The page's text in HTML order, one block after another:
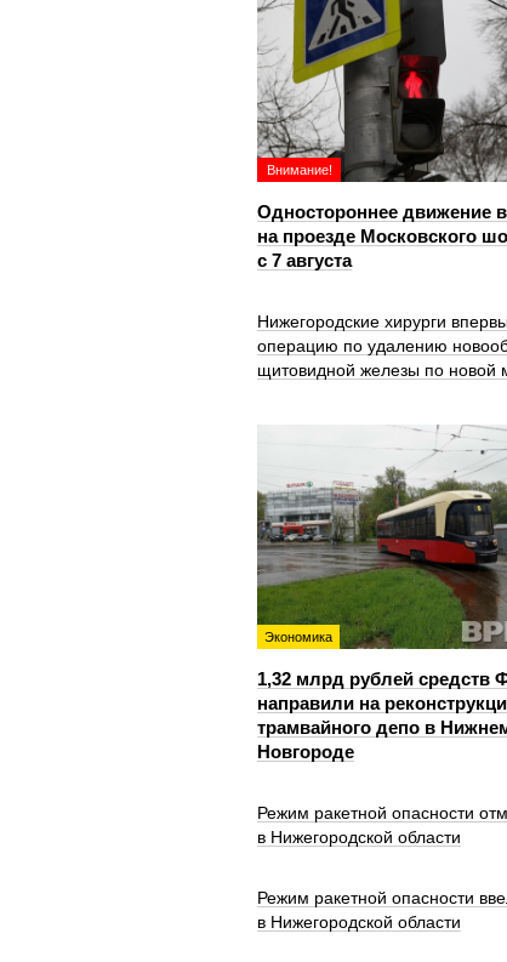
Внимание!
Одностороннее движение
на проезде Московского
с 7 августа
Нижегородские хирурги
операцию по удалению
щитовидной железы по новой
Экономика
1,32 млрд рублей средств
направили на
трамвайного депо в
Новгороде
Режим ракетной опасности
в Нижегородской области
Режим ракетной опасности
в Нижегородской области